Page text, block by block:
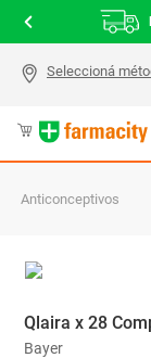
Anticonceptivos
Qlaira x 28
Bayer